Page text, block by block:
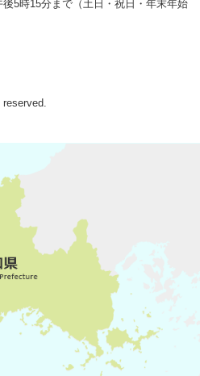
5時15分まで（土日・祝日・年末年始